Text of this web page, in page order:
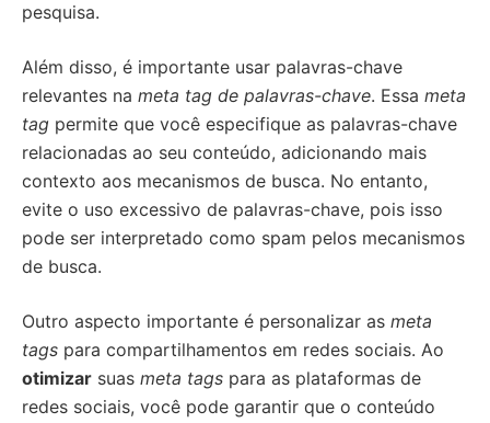
pesquisa.
Além disso, é importante usar palavras-chave
relevantes na meta tag de palavras-chave. Essa meta
tag permite que você especifique as palavras-chave
relacionadas ao seu conteúdo, adicionando mais
contexto aos mecanismos de busca. No entanto,
evite o uso excessivo de palavras-chave, pois isso
pode ser interpretado como spam pelos mecanismos
de busca.
Outro aspecto importante é personalizar as meta
tags para compartilhamentos em redes sociais. Ao
otimizar suas meta tags para as plataformas de
redes sociais, você pode garantir que o conteúdo